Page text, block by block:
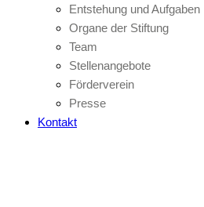
Entstehung und Aufgaben
Organe der Stiftung
Team
Stellenangebote
Förderverein
Presse
Kontakt